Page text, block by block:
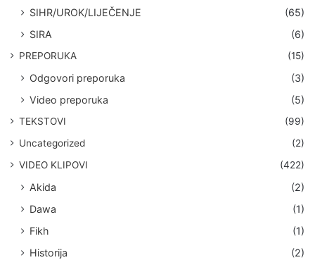
SIHR/UROK/LIJEČENJE
(65)
SIRA
(6)
PREPORUKA (15)
Odgovori preporuka
(3)
Video preporuka
(5)
TEKSTOVI
(99)
Uncategorized
(2)
VIDEO KLIPOVI
(422)
Akida
(2)
Dawa
(1)
Fikh
(1)
Historija
(2)